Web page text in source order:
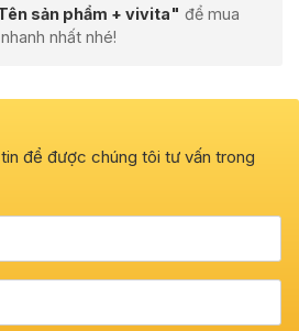
sản phẩm + vivita" để mua
nhất nhé!
để được chúng tôi tư vấn trong